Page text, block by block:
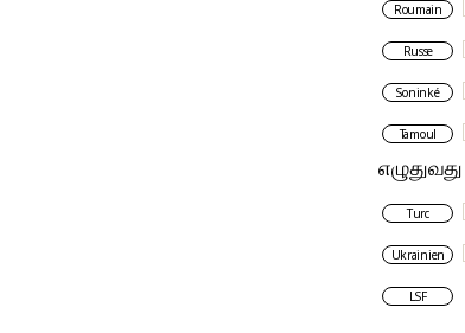
Roumain
Russe
Soninké
Tamoul
எழுதுவது
Turc
Ukrainien
LSF